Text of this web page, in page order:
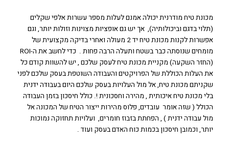
מכונת טיח מודרנית יכולה אמנם לעלות מספר עשרות אלפי שקלים
(תלוי בדגם וביכולותיה), אך יש גם אופציות מצוינות וזולות יותר, וגם
אפשרות לקנות מכונת טיח יד 2 מעולה ואחרי בדיקה מקצועית של
מומחים שנוסתה כבר בשטח ותעלה הרבה פחות . כדי לחשב את ה-ROI
(החזר השקעה) מקניית מכונת טיח לעסק שלכם , יש להשוות קודם כל
את העלות הכוללת של הפרויקטים והעבודה השוטפת בעסק שלכם לפני
שקניתם מכונת טיח, אל מול העלויות בעסק שלכם היום בעבודה ידנית
בלי מכונת טיח איכותית , מהירה וחסכונית !. כולל חיסכון בזמן העבודה
הכולל ( שזה אומר עובדים, פלוס מהירות ייצור הטיח של המכונה אל
מול עבודה ידנית ) , הפחתת בזבוז חומרים, ועלויות תחזוקה נמוכות
יותר, וכמובן חיסכון בכמות כוח האדם בעסק ועוד .